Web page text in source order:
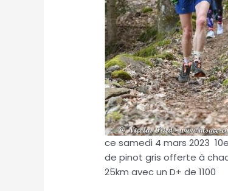
ce samedi 4 mars 2023
de pinot gris offerte à
25km avec un D+ de 1100